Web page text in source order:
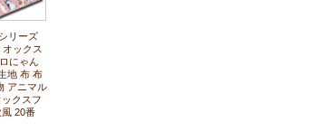
リーズ
ックス
にゃん
地 布 布
アニマル
クスフ
風 20番